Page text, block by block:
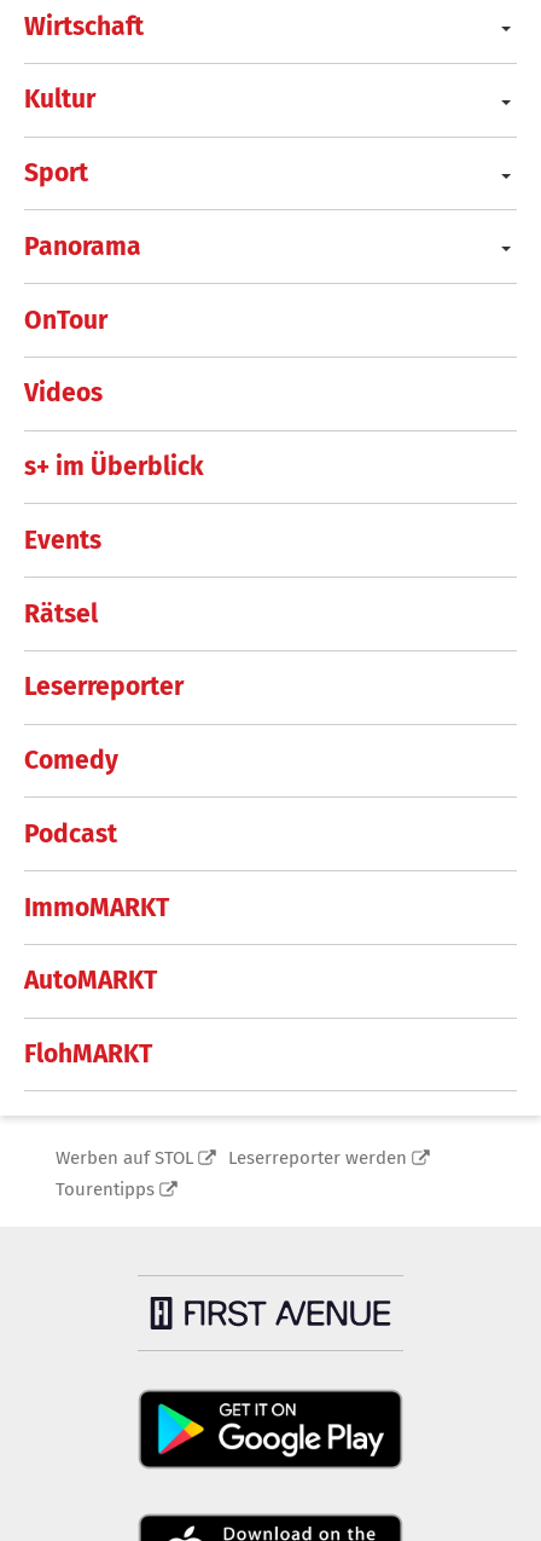
Wirtschaft
Kultur
Sport
Panorama
OnTour
Videos
s+ im Überblick
Events
Rätsel
Leserreporter
Comedy
Podcast
ImmoMARKT
AutoMARKT
FlohMARKT
Werben auf STOL
Leserreporter werden
Tourentipps